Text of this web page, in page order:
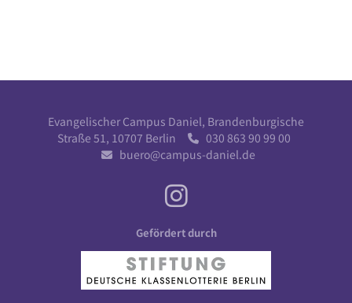
Evangelischer Campus Daniel, Brandenburgische
Straße 51, 10707 Berlin
030 863 90 99 00
 buero@campus-daniel.de
Gefördert durch